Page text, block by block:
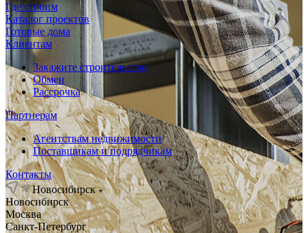
Где строим
Каталог проектов
Готовые дома
Клиентам
Закажите строительство
Обмен
Рассрочка
Партнерам
Агентствам недвижимости
Поставщикам и подрядчикам
Контакты
Новосибирск
Новосибирск
Москва
Санкт-Петербург